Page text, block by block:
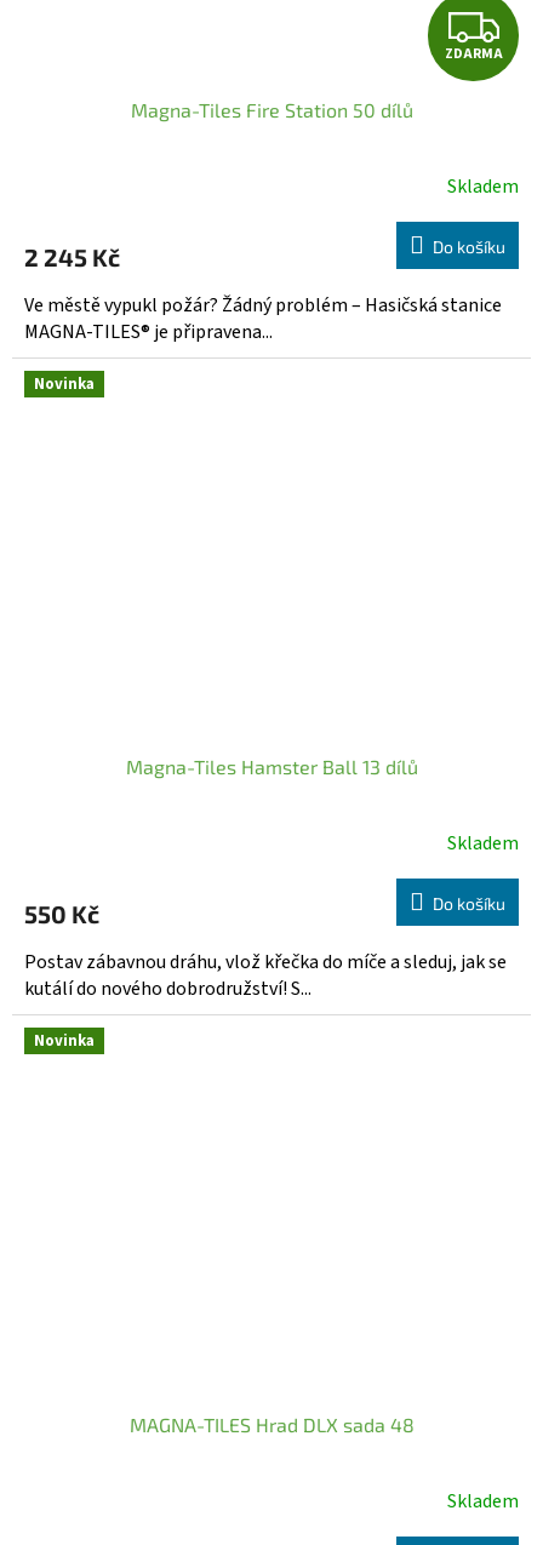
Z
D
R
M
A
ZDARMA
Magna-Tiles Fire Station 50 dílů
Skladem
2 245 Kč Do košíku
Ve městě vypukl požár? Žádný problém – Hasičská stanice
MAGNA-TILES® je připravena...
Novinka
Magna-Tiles Hamster Ball 13 dílů
Skladem
550 Kč Do košíku
Postav zábavnou dráhu, vlož křečka do míče a sleduj, jak se
kutálí do nového dobrodružství! S...
Novinka
MAGNA-TILES Hrad DLX sada 48
Skladem